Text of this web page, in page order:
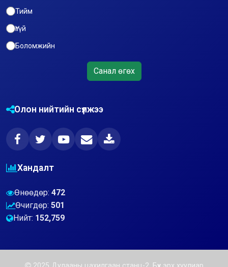
Тийм
Үгүй
Боломжийн
Санал өгөх
Олон нийтийн сүлжээ
Хандалт
Өнөөдөр: 472
Өчигдөр: 501
Нийт: 152,759